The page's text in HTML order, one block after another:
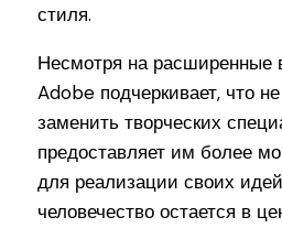
стиля.
Несмотря на расширенные
Adobe подчеркивает, что
заменить творческих
предоставляет им более
для реализации своих
человечество остается в